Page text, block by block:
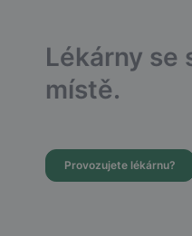
Lékárny se
místě.
Provozujete lékárnu?